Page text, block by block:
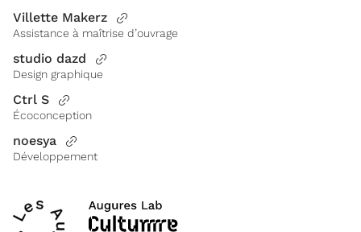
Villette Makerz
Assistance à maîtrise d’ouvrage
studio dazd
Design graphique
Ctrl S
Écoconception
noesya
Développement